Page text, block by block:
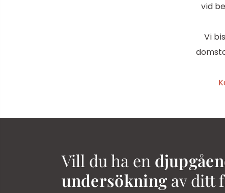
vid
Vi
Vill du ha en
undersökningav ditt